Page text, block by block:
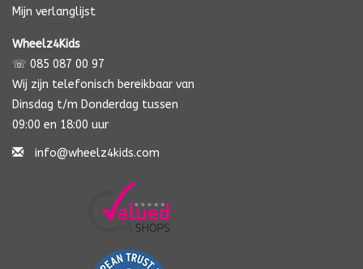
Mijn verlanglijst
Wheelz4Kids
☏ 085 087 00 97
Wij zijn telefonisch bereikbaar van
Dinsdag t/m Donderdag tussen
09:00 en 18:00 uur
info@wheelz4kids.com